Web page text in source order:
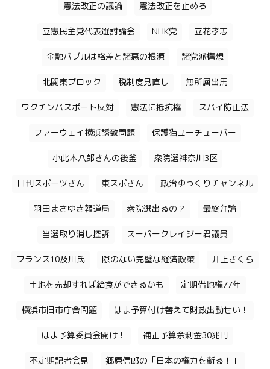
憲法改正の議論 憲法改正を止めろ
立憲民主党代表選討論会 NHK党 立花孝志
金融バブルは格差と諸悪の根源 諸党派構想
北関東ブロック 税制度見直し 無所属出馬
ワクチンパスポート反対 憲法に抵抗権 スパイ防止法
ファーウェイ横浜誘致問題 保護猫ユーチューバー
小此木八郎さんの後釜 衆院選神奈川3区
日刊スポーツさん 東スポさん 政治ゆっくりチャンネル
羽田まさゆき報道局 衆院選出るの？ 最終弁論
当選取り消し控訴 スーパークレイジー君議員
フランス10及川氏 隙のない完璧な経済政策 井上さくら
土地を売却すれば給食ができるかも 定期借地権77年
横浜市旧市庁舎問題 はよ予算付け替えて財政出動せい！
はよ予算委員会開け！ 補正予算余剰金30兆円
不定期記者会見 郷原信郎の「日本の権力を斬る！」